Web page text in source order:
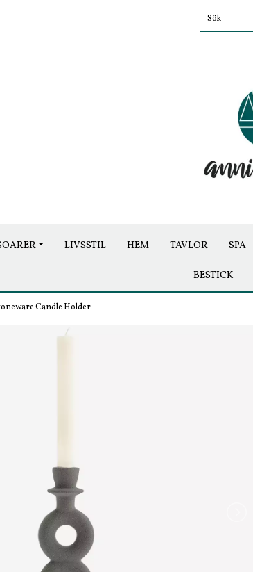
LIVSSTIL HEM TAVLOR SPA
BESTICK
Candle Holder